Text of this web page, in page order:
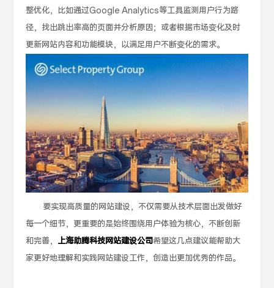
整优化，比如通过Google Analytics等工具监测用户行为路
径，找出跳出率高的页面并分析原因；或者根据市场变化及时
更新网站内容和功能模块，以满足用户不断变化的需求。
要实现高质量的网站建设，不仅需要从技术层面出发做好
每一个细节，更重要的是始终围绕用户体验为核心，不断创新
和完善， 上海助腾科技网站建设公司希望这几点建议能帮助大
家更好地理解和实践网站建设工作，创造出更加优秀的作品。